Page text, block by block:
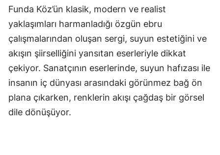
Funda Köz’ün klasik, modern ve realist
yaklaşımları harmanladığı özgün ebru
çalışmalarından oluşan sergi, suyun estetiğini ve
akışın şiirselliğini yansıtan eserleriyle dikkat
çekiyor. Sanatçının eserlerinde, suyun hafızası ile
insanın iç dünyası arasındaki görünmez bağ ön
plana çıkarken, renklerin akışı çağdaş bir görsel
dile dönüşüyor.